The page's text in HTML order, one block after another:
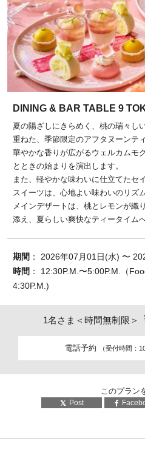
DINING & BAR TABLE 9
夏の陽ざしにきらめく、桃の瑞々し
重ねた、季節限定のアフタヌーンテ
華やかな香りが広がるウェルカムモ
とときの始まりを演出します。
また、軽やかな味わいに仕立てたセ
スイーツは、心地よい味わいのリズ
メインデザートは、桃とレモンが織
添え、夏らしい爽快なティータイム
期間 ： 2026年07月01日(水) 〜
時間 ： 12:30P.M.〜5:00P.M.（
4:30P.M.)
1名さま＜時間無制限＞
電話予約 （受付時間：
このプラン
Post